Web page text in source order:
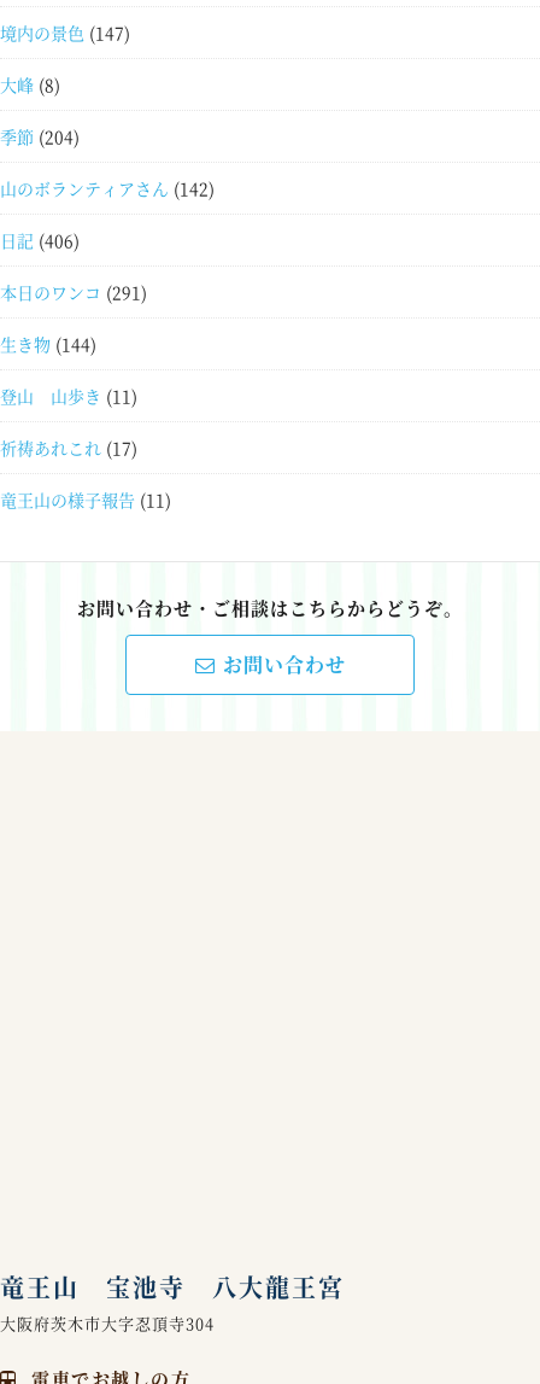
境内の景色 (147)
大峰 (8)
季節 (204)
山のボランティアさん (142)
日記 (406)
本日のワンコ (291)
生き物 (144)
登山 山歩き (11)
祈祷あれこれ (17)
竜王山の様子報告 (11)
お問い合わせ・ご相談はこちらからどうぞ。
お問い合わせ
竜王山 宝池寺 八大龍王宮
大阪府茨木市大字忍頂寺304
電車でお越しの方